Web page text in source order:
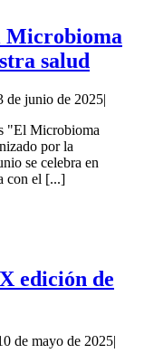
Microbioma
salud
de junio de 2025|
"El Microbioma
por la
se celebra en
con el [...]
edición de
de mayo de 2025|